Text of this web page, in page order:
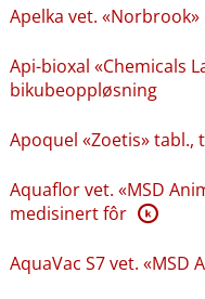
Apelka vet. «Norbrook»
Api-bioxal «Chemicals
bikubeoppløsning
Apoquel «Zoetis» tabl.,
Aquaflor vet. «MSD
medisinert fôr K
AquaVac S7 vet. «MSD